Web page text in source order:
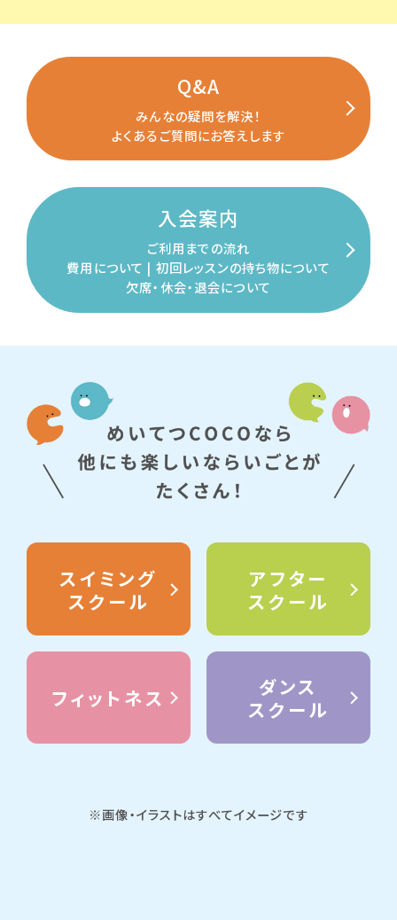
Q&A
みんなの疑問を解決！
よくあるご質問にお答えします
入会案内
ご利用までの流れ
費用について | 初回レッスンの持ち物について
欠席・休会・退会について
スイミング
スクール
アフター
スクール
フィットネス
ダンス
スクール
※画像・イラストはすべてイメージです